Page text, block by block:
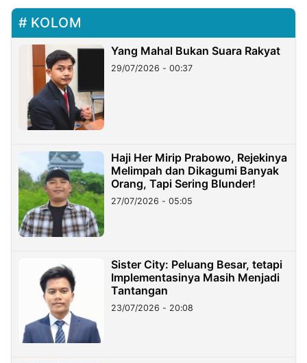
KOLOM
Yang Mahal Bukan Suara Rakyat
29/07/2026 - 00:37
Haji Her Mirip Prabowo, Rejekinya
Melimpah dan Dikagumi Banyak
Orang, Tapi Sering Blunder!
27/07/2026 - 05:05
Sister City: Peluang Besar, tetapi
Implementasinya Masih Menjadi
Tantangan
23/07/2026 - 20:08